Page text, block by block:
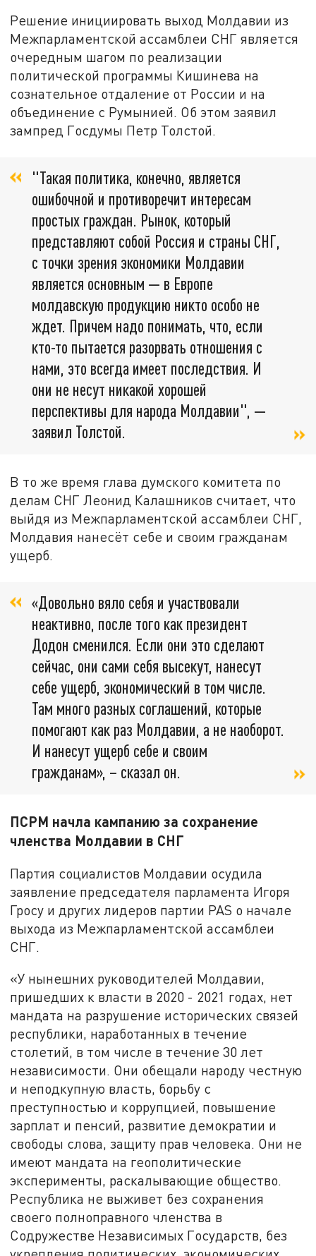
Решение инициировать выход Молдавии из
Межпарламентской ассамблеи СНГ является
очередным шагом по реализации
политической программы Кишинева на
сознательное отдаление от России и на
объединение с Румынией. Об этом заявил
зампред Госдумы Петр Толстой.
"Такая политика, конечно, является
ошибочной и противоречит интересам
простых граждан. Рынок, который
представляют собой Россия и страны СНГ,
с точки зрения экономики Молдавии
является основным — в Европе
молдавскую продукцию никто особо не
ждет. Причем надо понимать, что, если
кто-то пытается разорвать отношения с
нами, это всегда имеет последствия. И
они не несут никакой хорошей
перспективы для народа Молдавии", —
заявил Толстой.
В то же время глава думского комитета по
делам СНГ Леонид Калашников считает, что
выйдя из Межпарламентской ассамблеи СНГ,
Молдавия нанесёт себе и своим гражданам
ущерб.
«Довольно вяло себя и участвовали
неактивно, после того как президент
Додон сменился. Если они это сделают
сейчас, они сами себя высекут, нанесут
себе ущерб, экономический в том числе.
Там много разных соглашений, которые
помогают как раз Молдавии, а не наоборот.
И нанесут ущерб себе и своим
гражданам», – сказал он.
ПСРМ начла кампанию за сохранение
членства Молдавии в СНГ
Партия социалистов Молдавии осудила
заявление председателя парламента Игоря
Гросу и других лидеров партии PAS о начале
выхода из Межпарламентской ассамблеи
СНГ.
«У нынешних руководителей Молдавии,
пришедших к власти в 2020 - 2021 годах, нет
мандата на разрушение исторических связей
республики, наработанных в течение
столетий, в том числе в течение 30 лет
независимости. Они обещали народу честную
и неподкупную власть, борьбу с
преступностью и коррупцией, повышение
зарплат и пенсий, развитие демократии и
свободы слова, защиту прав человека. Они не
имеют мандата на геополитические
эксперименты, раскалывающие общество.
Республика не выживет без сохранения
своего полноправного членства в
Содружестве Независимых Государств, без